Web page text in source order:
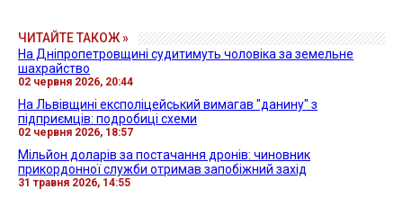
ЧИТАЙТЕ ТАКОЖ »
На Дніпропетровщині судитимуть чоловіка за земельне
шахрайство
02 червня 2026, 20:44
На Львівщині експоліцейський вимагав "данину" з
підприємців: подробиці схеми
02 червня 2026, 18:57
Мільйон доларів за постачання дронів: чиновник
прикордонної служби отримав запобіжний захід
31 травня 2026, 14:55